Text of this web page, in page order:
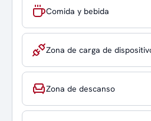
Comida y bebida
Zona de carga de
Zona de descanso